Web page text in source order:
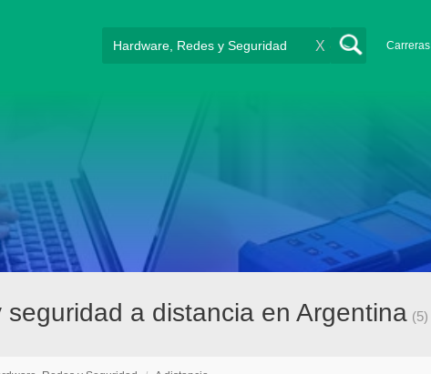
Carreras
X
a distancia en Argentina (5)